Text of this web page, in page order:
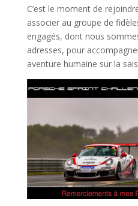
C’est le moment de
associer au groupe de
engagés, dont nous
adresses, pour
aventure humaine sur la